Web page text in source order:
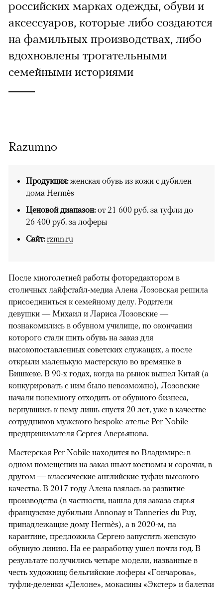
российских марках одежды, обуви и
аксессуаров, которые либо создаются
на фамильных производствах, либо
вдохновлены трогательными
семейными историями
Razumno
Продукция:женская обувь из кожи с дубилен
дома Hermès
Ценовой диапазон:от 21 600 руб. за туфли до
26 400 руб. за лоферы
Сайт:rzmn.ru
После многолетней работы фоторедактором в
столичных лайфстайл-медиа Алена Лозовская решила
присоединиться к семейному делу. Родители
девушки — Михаил и Лариса Лозовские —
познакомились в обувном училище, по окончании
которого стали шить обувь на заказ для
высокопоставленных советских служащих, а после
открыли маленькую мастерскую во времянке в
Бишкеке. В 90-х годах, когда на рынок вышел Китай (а
конкурировать с ним было невозможно), Лозовские
начали понемногу отходить от обувного бизнеса,
вернувшись к нему лишь спустя 20 лет, уже в качестве
сотрудников мужского bespoke-ателье Per Nobile
предпринимателя Сергея Аверьянова.
00:00 / 00:00
Мастерская Per Nobile находится во Владимире: в
одном помещении на заказ шьют костюмы и сорочки, в
другом — классические английские туфли высокого
качества. В 2017 году Алена взялась за развитие
производства (в частности, нашла для заказа сырья
французские дубильни Annonay и Tanneries du Puy,
принадлежащие дому Hermès), а в 2020-м, на
карантине, предложила Сергею запустить женскую
обувную линию. На ее разработку ушел почти год. В
результате получились четыре модели, названные в
честь художниц: бельгийские лоферы «Гончарова»,
туфли-деленки «Делоне», мокасины «Экстер» и балетки